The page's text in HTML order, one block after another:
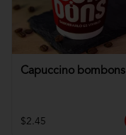
Capuccino bombons
$2.45